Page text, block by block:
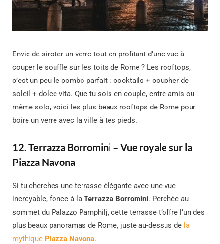
Envie de siroter un verre tout en profitant d’une vue à
couper le souffle sur les toits de Rome ? Les rooftops,
c’est un peu le combo parfait : cocktails + coucher de
soleil + dolce vita. Que tu sois en couple, entre amis ou
même solo, voici les plus beaux rooftops de Rome pour
boire un verre avec la ville à tes pieds.
12. Terrazza Borromini – Vue royale sur la
Piazza Navona
Si tu cherches une terrasse élégante avec une vue
incroyable, fonce à la Terrazza Borromini. Perchée au
sommet du Palazzo Pamphilj, cette terrasse t’offre l’un des
plus beaux panoramas de Rome, juste au-dessus de la
mythique Piazza Navona.